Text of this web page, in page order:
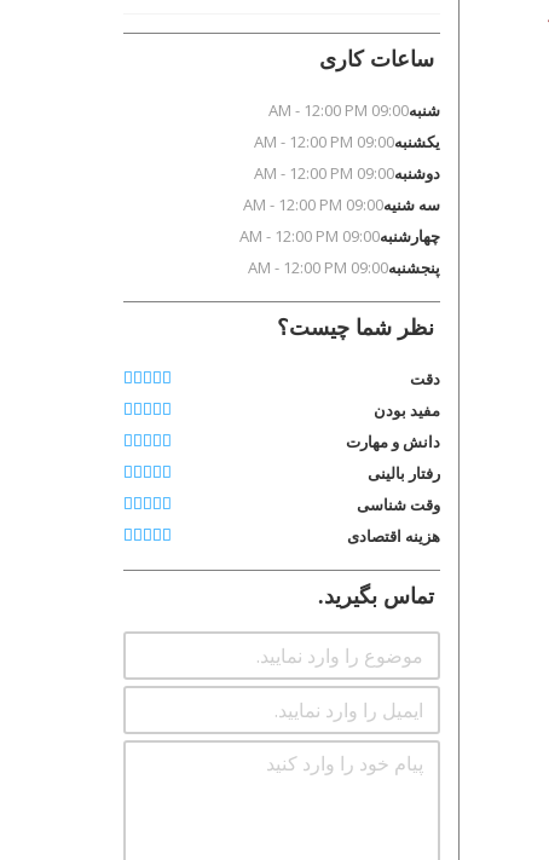
ساعات کاری
شنبه09:00 AM - 12:00 PM
یکشنبه09:00 AM - 12:00 PM
دوشنبه09:00 AM - 12:00 PM
سه شنیه09:00 AM - 12:00 PM
چهارشنبه09:00 AM - 12:00 PM
پنجشنبه09:00 AM - 12:00 PM
نظر شما چیست؟
دقت
مفید بودن
دانش و مهارت
رفتار بالینی
وقت شناسی
هزینه اقتصادی
تماس بگیرید.